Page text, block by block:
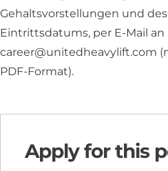
Gehaltsvorstellungen und
Eintrittsdatums, per E-Mail an
career@unitedheavylift.com
PDF-Format).
Apply for this